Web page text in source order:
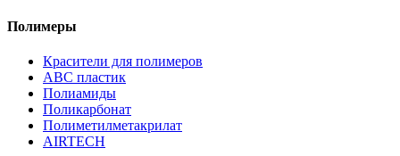
Полимеры
Красители для полимеров
АВС пластик
Полиамиды
Поликарбонат
Полиметилметакрилат
AIRTECH